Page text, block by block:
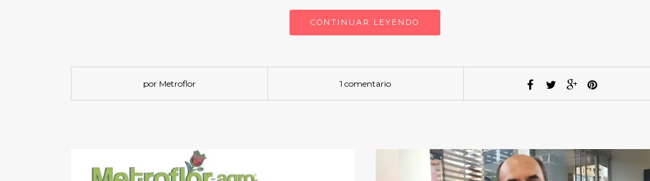
CONTINUAR LEYENDO
por Metroflor 1 comentario